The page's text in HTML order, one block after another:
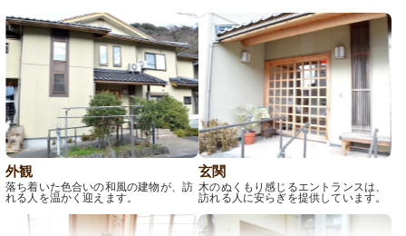
外観
落ち着いた色合いの和風の建物が、訪
れる人を温かく迎えます。
玄関
木のぬくもり感じるエントランスは、
訪れる人に安らぎを提供しています。